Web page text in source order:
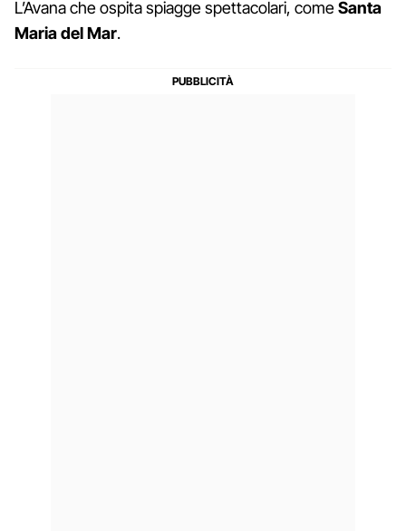
L’Avana che ospita spiagge spettacolari, comeSanta
Maria del Mar.